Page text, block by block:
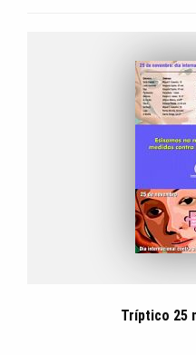
Tríptico 25